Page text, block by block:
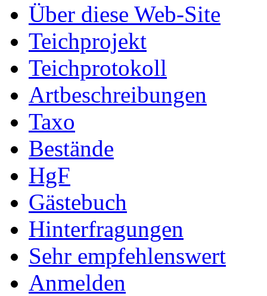
Über diese Web-Site
Teichprojekt
Teichprotokoll
Artbeschreibungen
Taxo
Bestände
HgF
Gästebuch
Hinterfragungen
Sehr empfehlenswert
Anmelden